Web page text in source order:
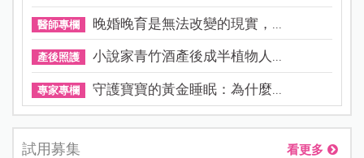
醫師專欄 晚婚晚育是無法改變的現實，...
產後照護 小說家青竹酒產後成半植物人...
專家專欄 守護寶寶的黃金睡眠：為什麼...
試用募集 看更多